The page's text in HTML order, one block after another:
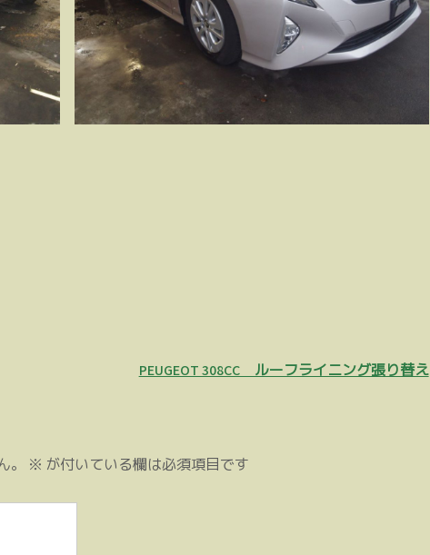
PEUGEOT 308CC ルーフライニング張り替え
※ が付いている欄は必須項目です